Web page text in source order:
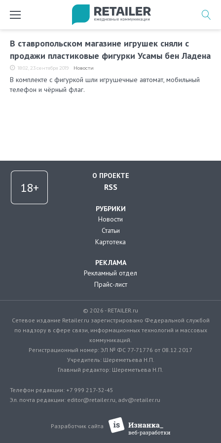
Метка:
Ставрополь
В ставропольском магазине игрушек сняли с
продажи пластиковые фигурки Усамы бен Ладена
18:02, 23 сентября 2019 Новости
В комплекте с фигуркой шли игрушечные автомат, мобильный
телефон и чёрный флаг.
О ПРОЕКТЕ
RSS
РУБРИКИ
Новости
Статьи
Картотека
РЕКЛАМА
Рекламный отдел
Прайс-лист
© 2026 - RETAILER.ru
Сетевое издание Retailer.ru зарегистрировано Федеральной службой
по надзору в сфере связи, информационных технологий и массовых
коммуникаций.
Регистрационный номер: ЭЛ № ФС 77-71776 от 08.12.2017
Учредитель: Шереметьева Н.П.
Главный редактор: Шереметьева Н.П.
Телефон редакции: +7 999 217-32-45
Эл. почта редакции: editor@retailer.ru, adv@retailer.ru
Разработчик сайта